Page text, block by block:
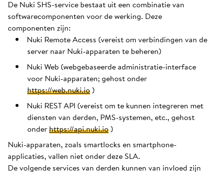
De Nuki SHS-service bestaat uit een combinatie van
softwarecomponenten voor de werking. Deze
componenten zijn:
Nuki Remote Access (vereist om verbindingen van de
server naar Nuki-apparaten te beheren)
Nuki Web (webgebaseerde administratie-interface
voor Nuki-apparaten; gehost onder
https://web.nuki.io)
Nuki REST API (vereist om te kunnen integreren met
diensten van derden, PMS-systemen, etc., gehost
onderhttps://api.nuki.io)
Nuki-apparaten, zoals smartlocks en smartphone-
applicaties, vallen niet onder deze SLA.
De volgende services van derden kunnen van invloed zijn